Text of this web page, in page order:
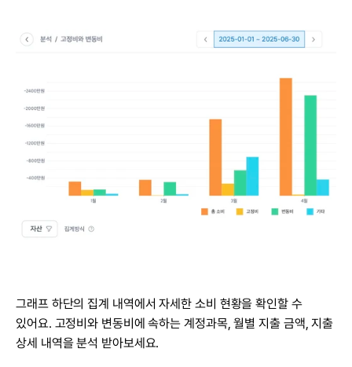
그래프 하단의 집계 내역에서 자세한 소비 현황을 확인할 수
있어요. 고정비와 변동비에 속하는 계정과목, 월별 지출 금액, 지출
상세 내역을 분석 받아보세요.